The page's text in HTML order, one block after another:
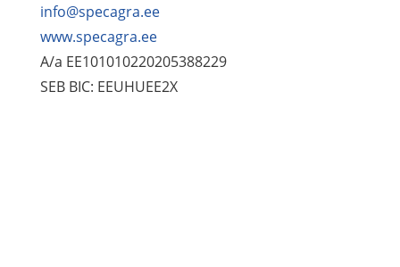
info@specagra.ee
www.specagra.ee
A/a EE101010220205388229
SEB BIC: EEUHUEE2X